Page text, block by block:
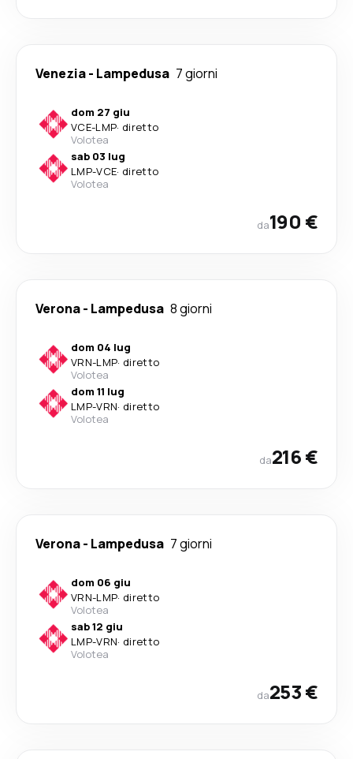
Venezia- Lampedusa 7 giorni
dom 27 giu
VCE-LMP· diretto
Volotea
sab 03 lug
LMP-VCE· diretto
Volotea
da190 €
Verona- Lampedusa 8 giorni
dom 04 lug
VRN-LMP· diretto
Volotea
dom 11 lug
LMP-VRN· diretto
Volotea
da216 €
Verona- Lampedusa 7 giorni
dom 06 giu
VRN-LMP· diretto
Volotea
sab 12 giu
LMP-VRN· diretto
Volotea
da253 €